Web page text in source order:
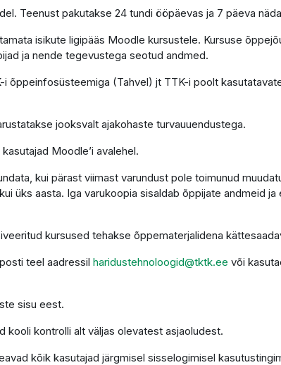
Teenust pakutakse 24 tundi ööpäevas ja 7 päeva
isikute ligipääs Moodle kursustele. Kursuse
ja nende tegevustega seotud andmed.
õppeinfosüsteemiga (Tahvel) jt TTK-i poolt
jooksvalt ajakohaste turvauuendustega.
Moodle’i avalehel.
kui pärast viimast varundust pole toimunud
üks aasta. Iga varukoopia sisaldab õppijate andmeid
kursused tehakse õppematerjalidena
teel aadressil haridustehnoloogid@tktk.ee või
sisu eest.
kooli kontrolli alt väljas olevatest asjaoludest.
kõik kasutajad järgmisel sisselogimisel